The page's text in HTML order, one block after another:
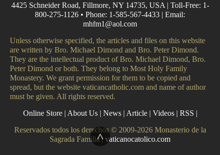
^
4425 Schneider Road, Fillmore, NY 14735, USA | Toll-Free: 1-
800-275-1126 • Phone: 1-585-567-4433 | Email:
mhfm1@aol.com
Unless otherwise specified, the articles and files on this website
are written by Bro. Michael Dimond and Bro. Peter Dimond.
They are the intellectual product of Bro. Michael Dimond, Bro.
Peter Dimond or both. They belong to Most Holy Family
Monastery. We grant permission for them to be copied and
spread, but the website vaticancatholic.com and name of author
must be given. All rights reserved.
Online Store| About Us| News| Article| Videos| RSS |
Reservados todos los derechos © 2009-2026 Monasterio de la
Sagrada Familia | vaticanocatolico.com